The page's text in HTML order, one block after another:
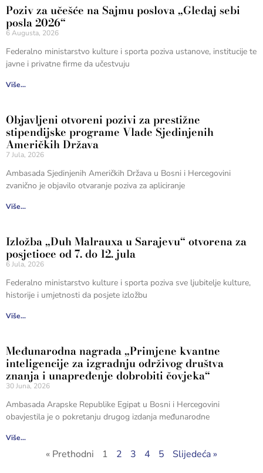
Poziv za učešće na Sajmu poslova „Gledaj sebi
posla 2026“
6 Augusta, 2026
Federalno ministarstvo kulture i sporta poziva ustanove, institucije te
javne i privatne firme da učestvuju
Više...
Objavljeni otvoreni pozivi za prestižne
stipendijske programe Vlade Sjedinjenih
Američkih Država
7 Jula, 2026
Ambasada Sjedinjenih Američkih Država u Bosni i Hercegovini
zvanično je objavilo otvaranje poziva za apliciranje
Više...
Izložba „Duh Malrauxa u Sarajevu“ otvorena za
posjetioce od 7. do 12. jula
6 Jula, 2026
Federalno ministarstvo kulture i sporta poziva sve ljubitelje kulture,
historije i umjetnosti da posjete izložbu
Više...
Međunarodna nagrada „Primjene kvantne
inteligencije za izgradnju održivog društva
znanja i unapređenje dobrobiti čovjeka“
30 Juna, 2026
Ambasada Arapske Republike Egipat u Bosni i Hercegovini
obavjestila je o pokretanju drugog izdanja međunarodne
Više...
« Prethodni 1 2 3 4 5 Slijedeća »